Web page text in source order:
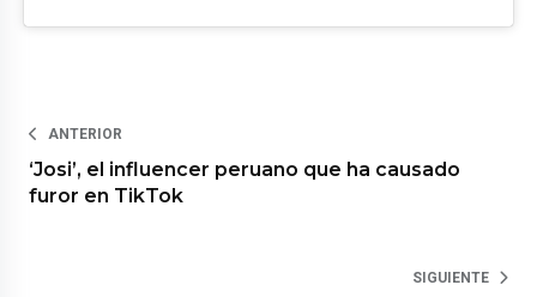
ANTERIOR
‘Josi’, el influencer peruano que ha causado
furor en TikTok
SIGUIENTE